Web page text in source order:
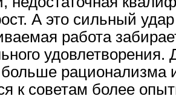
А это сильный
работа
рационализма
к советам более